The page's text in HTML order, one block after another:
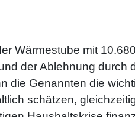
Wärmestube mit
der Ablehnung durch
die Genannten die
schätzen,